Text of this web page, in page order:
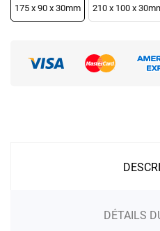
175 x 90 x 30mm 210 x 100 x
DÉTAILS